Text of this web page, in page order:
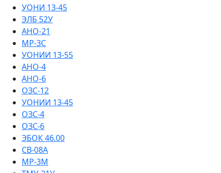
УОНИ 13-45
ЭЛБ 52У
АНО-21
МР-3С
УОНИИ 13-55
АНО-4
АНО-6
ОЗС-12
УОНИИ 13-45
ОЗС-4
ОЗС-6
ЭБОК 46.00
СВ-08А
МР-3М